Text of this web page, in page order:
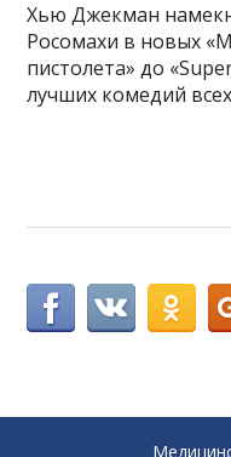
Хью Джекман
Росомахи в новых
пистолета» до
лучших комедий